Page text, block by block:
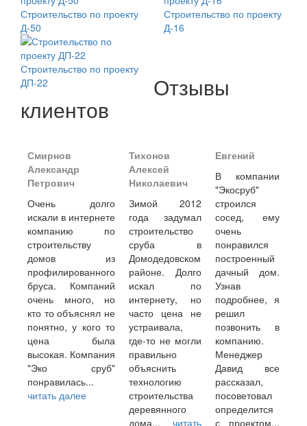
Строительство по проекту
Д-50
Строительство по проекту
Д-16
Строительство по проекту
ДП-22
Отзывы
клиентов
Смирнов
Александр
Петрович
Очень долго
искали в интернете
компанию по
строительству
домов из
профилированного
бруса. Компаний
очень много, но
кто то объяснял не
понятно, у кого то
цена была
высокая. Компания
"Эко сруб"
понравилась...
читать далее
Тихонов
Алексей
Николаевич
Зимой 2012
года задумал
строительство
сруба в
Домодедовском
районе. Долго
искал по
интернету, но
часто цена не
устраивала,
где-то не могли
правильно
объяснить
технологию
строительства
деревянного
дома... читать
Евгений
В компании
"Экосруб"
строился
сосед, ему
очень
понравился
построенный
дачный дом.
Узнав
подробнее, я
решил
позвонить в
компанию.
Менеджер
Давид все
рассказал,
посоветовал
определится
с проектом...